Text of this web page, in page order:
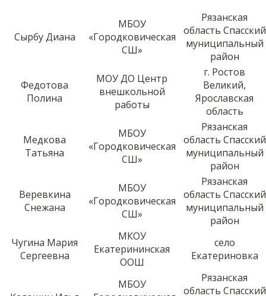
Сырбу Диана
МБОУ
«Городковическая
СШ»
Рязанская
область Спасский
муниципальный
район
Федотова
Полина
МОУ ДО Центр
внешкольной
работы
г. Ростов
Великий,
Ярославская
область
Медкова
Татьяна
МБОУ
«Городковическая
СШ»
Рязанская
область Спасский
муниципальный
район
Веревкина
Снежана
МБОУ
«Городковическая
СШ»
Рязанская
область Спасский
муниципальный
район
Чугина Мария
Сергеевна
МКОУ
Екатерининская
ООШ
село
Екатериновка
МБОУ
Рязанская
область Спасский